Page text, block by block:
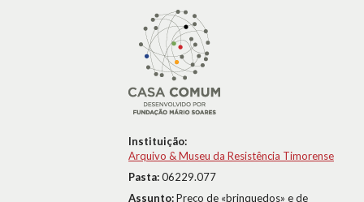
Instituição:
Arquivo & Museu da Resistência Timorense
Pasta:06229.077
Assunto:Preço de «brinquedos» e de